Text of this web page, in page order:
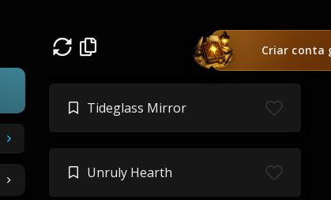
Criar conta
Tideglass Mirror
Unruly Hearth